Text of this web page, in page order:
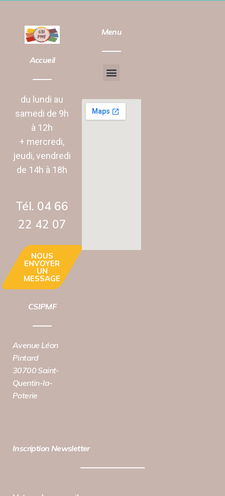
Accueil
du lundi au
samedi de 9h
à 12h
+ mercredi,
jeudi, vendredi
de 14h à 18h
Tél. 04 66
22 42 07‬
NOUS
ENVOYER
UN
MESSAGE
CSIPMF
Avenue Léon
Pintard
30700 Saint-
Quentin-la-
Poterie
Menu
Inscription Newsletter